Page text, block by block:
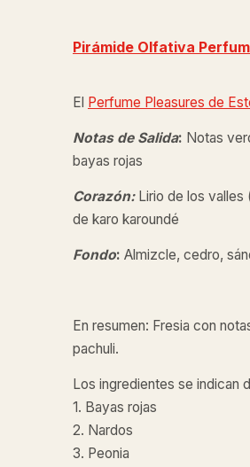
Pirámide Olfativa
El Perfume Pleasures de
Notas de Salida: Notas
bayas rojas
Corazón:Lirio de los valles
de karo karoundé
Fondo: Almizcle, cedro,
En resumen: Fresia con
pachuli.
Los ingredientes se indican
1. Bayas rojas
2. Nardos
3. Peonia